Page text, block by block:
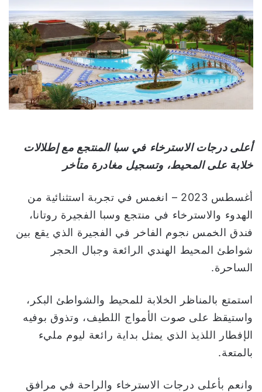
ر
ي
د
ا
إ
ك
ت
ن
ي
أعلى درجات الاسترخاء في سبا المنتجع مع إطلالات
خلابة على المحيط، وتسجيل مغادرة متأخر
أغسطس 2023 – انغمس في تجربة استثنائية من
الهدوء والاسترخاء في منتجع وسبا الفجيرة روتانا،
فندق الخمس نجوم الفاخر في الفجيرة الذي يقع بين
شواطئ المحيط الهندي الرائعة وجبال الحجر
الساحرة.
استمتع بالمناظر الخلابة للمحيط والشواطئ البكر،
واستيقظ على صوت الأمواج اللطيف، وتذوق بوفيه
الإفطار اللذيذ الذي يمثل بداية رائعة ليوم مليء
بالمتعة.
وانعم بأعلى درجات الاسترخاء والراحة في مرافق